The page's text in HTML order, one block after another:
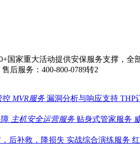
国家重大活动提供安保服务支撑，全
售后服务：400-800-0789转2
控 MVR服务 漏洞分析与响应支持 THP
主机安全运营服务 贴身式管家服务
后补救，降损失 实战综合演练服务